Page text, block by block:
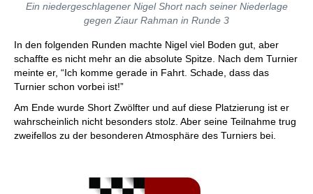
Ein niedergeschlagener Nigel Short nach seiner Niederlage
gegen Ziaur Rahman in Runde 3
In den folgenden Runden machte Nigel viel Boden gut, aber
schaffte es nicht mehr an die absolute Spitze. Nach dem Turnier
meinte er, “Ich komme gerade in Fahrt. Schade, dass das
Turnier schon vorbei ist!”
Am Ende wurde Short Zwölfter und auf diese Platzierung ist er
wahrscheinlich nicht besonders stolz. Aber seine Teilnahme trug
zweifellos zu der besonderen Atmosphäre des Turniers bei.